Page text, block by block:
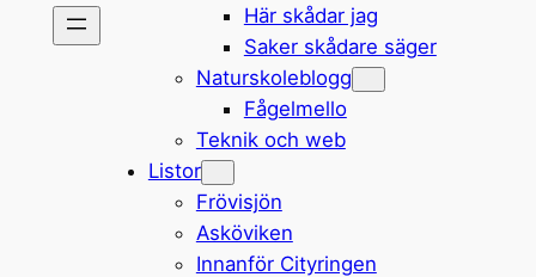
Här skådar jag
Saker skådare säger
Naturskoleblogg
Fågelmello
Teknik och web
Listor
Frövisjön
Asköviken
Innanför Cityringen